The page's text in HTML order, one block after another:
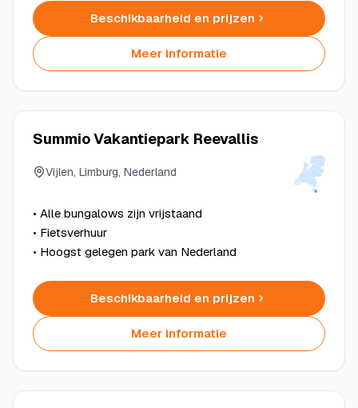
Beschikbaarheid en prijzen
Meer informatie
Summio Vakantiepark Reevallis
Vijlen, Limburg, Nederland
• Alle bungalows zijn vrijstaand
• Fietsverhuur
• Hoogst gelegen park van Nederland
Beschikbaarheid en prijzen
Meer informatie